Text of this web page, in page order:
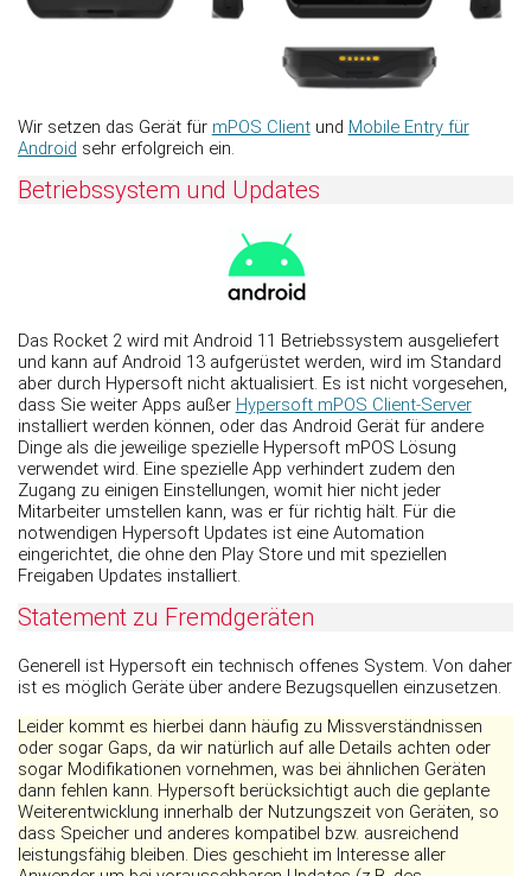
Wir setzen das Gerät für mPOS Clientund Mobile Entry für
Android sehr erfolgreich ein.
Betriebssystem und Updates
Das Rocket 2 wird mit Android 11 Betriebssystem ausgeliefert
und kann auf Android 13 aufgerüstet werden, wird im Standard
aber durch Hypersoft nicht aktualisiert. Es ist nicht vorgesehen,
dass Sie weiter Apps außer Hypersoft mPOS Client-Server
installiert werden können, oder das Android Gerät für andere
Dinge als die jeweilige spezielle Hypersoft mPOS Lösung
verwendet wird. Eine spezielle App verhindert zudem den
Zugang zu einigen Einstellungen, womit hier nicht jeder
Mitarbeiter umstellen kann, was er für richtig hält. Für die
notwendigen Hypersoft Updates ist eine Automation
eingerichtet, die ohne den Play Store und mit speziellen
Freigaben Updates installiert.
Statement zu Fremdgeräten
Generell ist Hypersoft ein technisch offenes System. Von daher
ist es möglich Geräte über andere Bezugsquellen einzusetzen.
Leider kommt es hierbei dann häufig zu Missverständnissen
oder sogar Gaps, da wir natürlich auf alle Details achten oder
sogar Modifikationen vornehmen, was bei ähnlichen Geräten
dann fehlen kann. Hypersoft berücksichtigt auch die geplante
Weiterentwicklung innerhalb der Nutzungszeit von Geräten, so
dass Speicher und anderes kompatibel bzw. ausreichend
leistungsfähig bleiben. Dies geschieht im Interesse aller